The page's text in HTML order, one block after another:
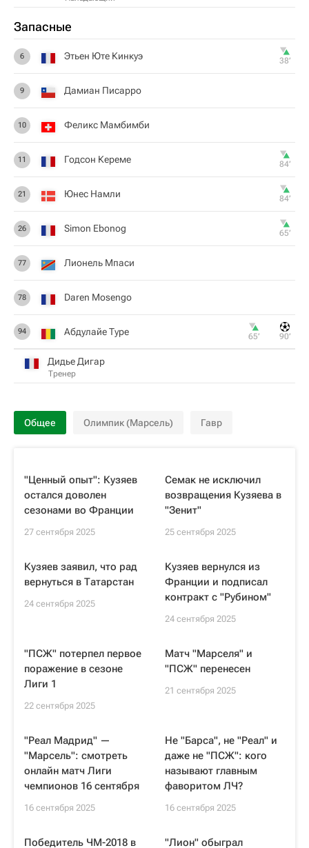
Запасные
6 Этьен Юте Кинкуэ 38‎’‎
9 Дамиан Писарро
10 Феликс Мамбимби
11 Годсон Кереме 84‎’‎
21 Юнес Намли 84‎’‎
26 Simon Ebonog 65‎’‎
77 Лионель Мпаси
78 Daren Mosengo
94 Абдулайе Туре 65‎’‎ 90‎’‎
Дидье Дигар
Тренер
Общее Олимпик (Марсель) Гавр
"Ценный опыт": Кузяев
остался доволен
сезонами во Франции
27 сентября 2025
Семак не исключил
возвращения Кузяева в
"Зенит"
25 сентября 2025
Кузяев заявил, что рад
вернуться в Татарстан
24 сентября 2025
Кузяев вернулся из
Франции и подписал
контракт с "Рубином"
24 сентября 2025
"ПСЖ" потерпел первое
поражение в сезоне
Лиги 1
22 сентября 2025
Матч "Марселя" и
"ПСЖ" перенесен
21 сентября 2025
"Реал Мадрид" —
"Марсель": смотреть
онлайн матч Лиги
чемпионов 16 сентября
16 сентября 2025
Не "Барса", не "Реал" и
даже не "ПСЖ": кого
называют главным
фаворитом ЛЧ?
16 сентября 2025
Победитель ЧМ-2018 в
"Лион" обыграл